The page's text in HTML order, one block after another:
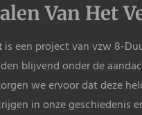
Van Het
is een project van vzw 8-
blijvend onder de
we ervoor dat deze
in onze geschiedenis